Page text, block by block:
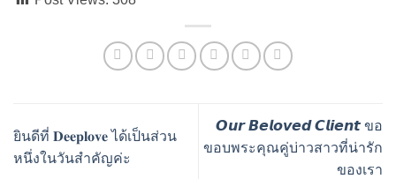
ยินดีที่ 𝐃𝐞𝐞𝐩𝐥𝐨𝐯𝐞 ได้เป็นส่วน
หนึ่งในวันสำคัญค่ะ
𝙊𝙪𝙧 𝘽𝙚𝙡𝙤𝙫𝙚𝙙 𝘾𝙡𝙞𝙚𝙣𝙩 ขอ
ขอบพระคุณคู่บ่าวสาวที่น่ารัก
ของเรา